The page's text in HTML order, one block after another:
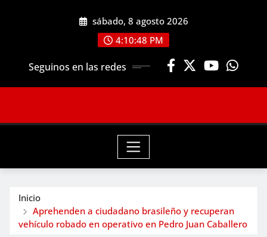
sábado, 8 agosto 2026
4:10:50 PM
Seguinos en las redes
Inicio
Aprehenden a ciudadano brasileño y recuperan
vehículo robado en operativo en Pedro Juan Caballero